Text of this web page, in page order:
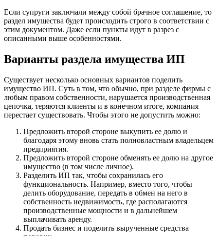
Если супруги заключали между собой брачное соглашение, то
раздел имущества будет происходить строго в соответствии с
этим документом. Даже если пункты идут в разрез с
описанными выше особенностями.
Варианты раздела имущества ИП
Существует несколько основных вариантов поделить
имущество ИП. Суть в том, что обычно, при разделе фирмы с
любым правом собственности, нарушается производственная
цепочка, теряются клиенты и в конечном итоге, компания
перестает существовать. Чтобы этого не допустить можно:
Предложить второй стороне выкупить ее долю и
благодаря этому вновь стать полновластным владельцем
предприятия.
Предложить второй стороне обменять ее долю на другое
имущество (в том числе личное).
Разделить ИП так, чтобы сохранилась его
функциональность. Например, вместо того, чтобы
делить оборудование, передать в обмен на него в
собственность недвижимость, где располагаются
производственные мощности и в дальнейшем
выплачивать аренду.
Продать бизнес и поделить вырученные средства